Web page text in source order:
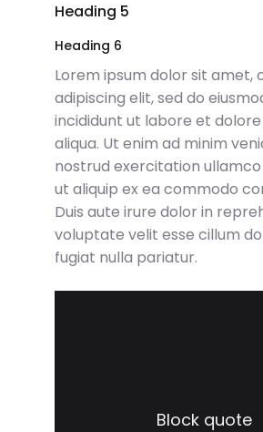
Heading 5
Heading 6
Lorem ipsum dolor sit amet,
adipiscing elit, sed do
incididunt ut labore et
aliqua. Ut enim ad minim
nostrud exercitation ullamco
ut aliquip ex ea commodo
Duis aute irure dolor in
voluptate velit esse cillum
fugiat nulla pariatur.
Block quote